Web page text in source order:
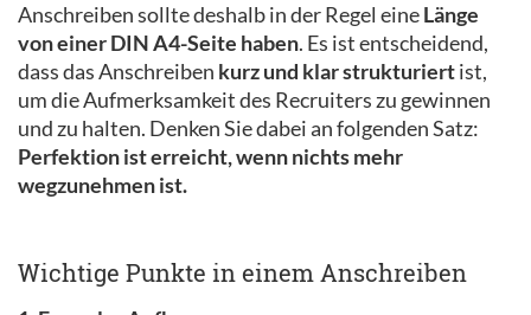
Anschreiben sollte deshalb in der Regel eineLänge
von einer DIN A4-Seite haben. Es ist entscheidend,
dass das Anschreiben kurz und klar strukturiertist,
um die Aufmerksamkeit des Recruiters zu gewinnen
und zu halten. Denken Sie dabei an folgenden Satz:
Perfektion ist erreicht, wenn nichts mehr
wegzunehmen ist.
Wichtige Punkte in einem Anschreiben